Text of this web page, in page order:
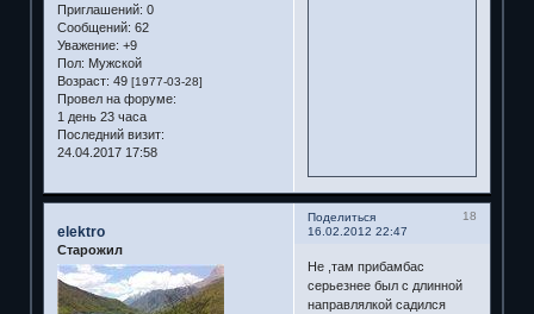
Приглашений: 0
Сообщений: 62
Уважение: +9
Пол: Мужской
Возраст: 49 [1977-03-28]
Провел на форуме:
1 день 23 часа
Последний визит:
24.04.2017 17:58
Поделиться
18
16.02.2012 22:47
elektro
Старожил
Не ,там прибамбас
серьезнее был с длинной
направлялкой садился